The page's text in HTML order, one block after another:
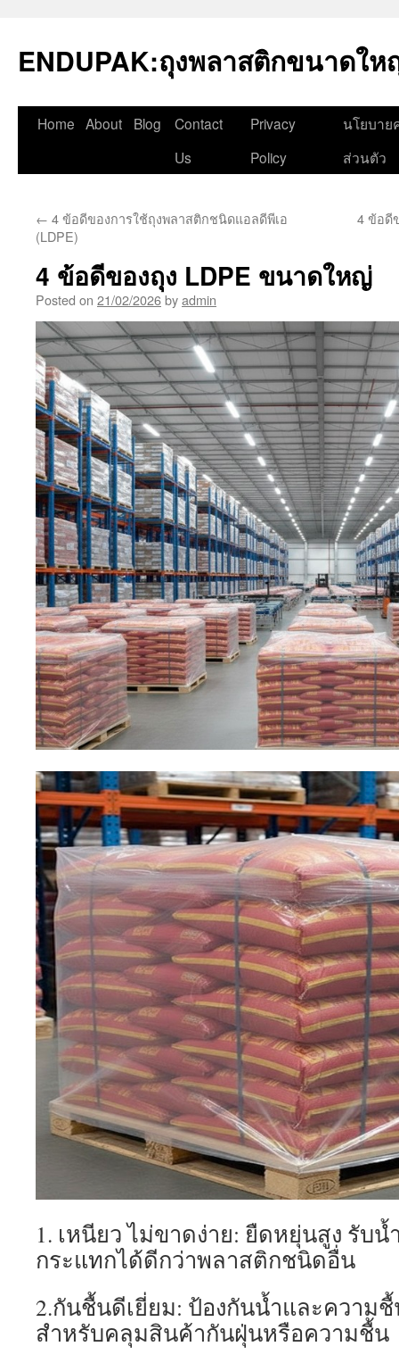
content
ENDUPAK:ถุงพลาสติกขนาดให
Home About Blog
Contact
Us
Privacy
Policy
นโยบาย
ส่วนตัว
← 4 ข้อดีของการใช้ถุงพลาสติกชนิดแอลดีพีเอ
(LDPE)
4 ข้อดี
4 ข้อดีของถุง LDPE ขนาดใหญ่
Posted on 21/02/2026byadmin
1. เหนียว ไม่ขาดง่าย: ยืดหยุ่นสูง รับ
กระแทกได้ดีกว่าพลาสติกชนิดอื่น
2.กันชื้นดีเยี่ยม: ป้องกันน้ำและความ
สำหรับคลุมสินค้ากันฝุ่นหรือความชื้น